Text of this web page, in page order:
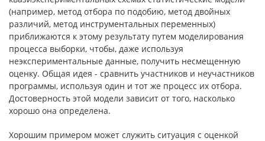
(например, метод отбора по подобию, метод двойных
различий, метод инструментальных переменных)
приближаются к этому результату путем моделирования
процесса выборки, чтобы, даже используя
неэкспериментальные данные, получить несмещенную
оценку. Общая идея - сравнить участников и неучастников
программы, исполь­зуя один и тот же процесс их отбора.
Достоверность этой модели зависит от того, насколько
хорошо она определена.
Хорошим примером может служить ситуация с оценкой